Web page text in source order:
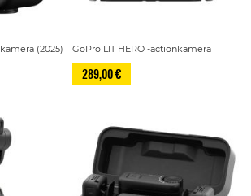
(2025) GoPro LIT HERO -actionkamera
289,00 €